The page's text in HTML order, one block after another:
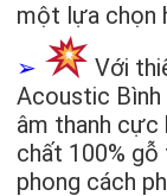
một lựa chọn
➢
Với
Acoustic Bình
âm thanh cực
chất 100% gỗ
phong cách